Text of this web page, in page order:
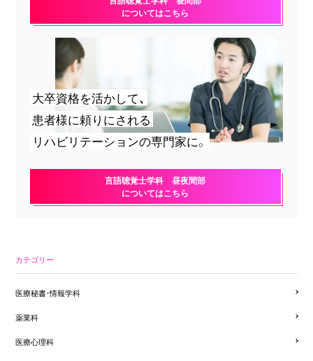
についてはこちら
大卒資格を活かして、
患者様に頼りにされる
リハビリテーションの専門家に。
言語聴覚士学科 昼夜間部
についてはこちら
カテゴリー
医療秘書・情報学科
薬業科
医療心理科